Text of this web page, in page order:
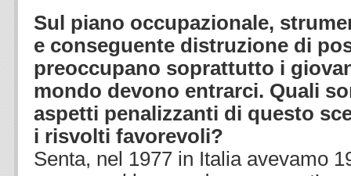
Sul piano occupazionale,
e conseguente distruzione di
preoccupano soprattutto i
mondo devono entrarci. Quali
aspetti penalizzanti di questo
i risvolti favorevoli?
Senta, nel 1977 in Italia avevamo